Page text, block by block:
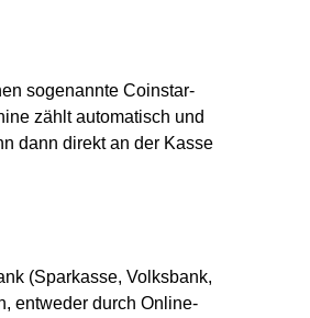
sogenannte Coinstar-
zählt automatisch und
dann direkt an der Kasse
(Sparkasse, Volksbank,
entweder durch Online-